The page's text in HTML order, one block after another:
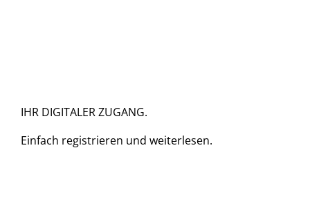
IHR DIGITALER ZUGANG.
Einfach registrieren und weiterlesen.